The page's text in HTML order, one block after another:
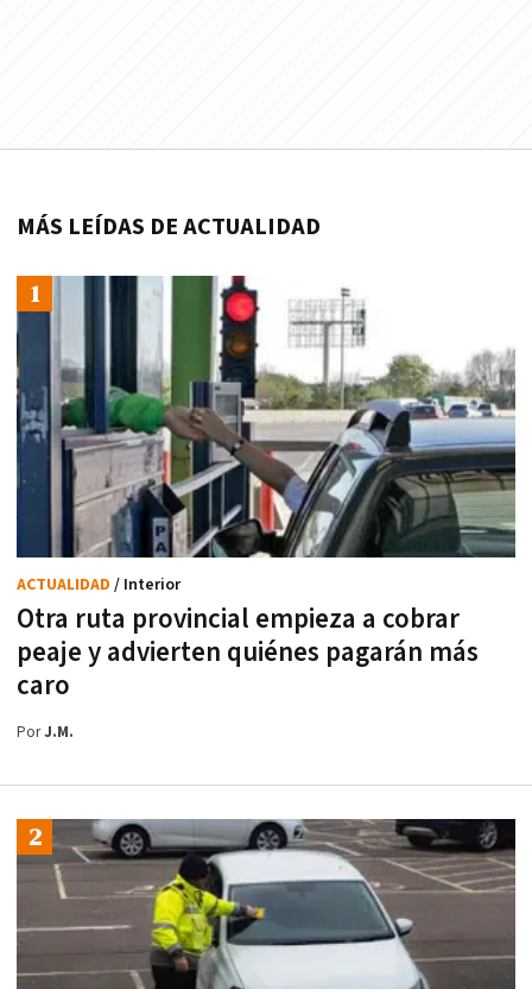
MÁS LEÍDAS DE ACTUALIDAD
Otra ruta provincial empieza a cobrar
peaje y advierten quiénes pagarán más
caro
ACTUALIDAD / Interior
PorJ.M.